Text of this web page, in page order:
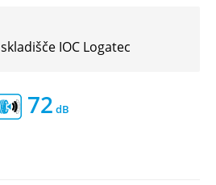
skladišče IOC Logatec
72